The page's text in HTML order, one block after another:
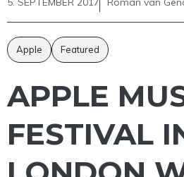
Apple Featured
APPLE
FESTIVAL